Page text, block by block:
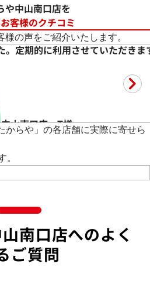
や中山南口店を
客様のクチコミ
の声をご紹介いたします。
。定期的に利用させていただきま
中山南口店 T様
からや」の各店舗に実際に寄せら
。
南口店へのよく
ご質問